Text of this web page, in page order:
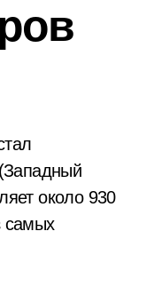
около 930
самых